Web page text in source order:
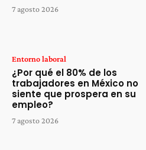
7 agosto 2026
Entorno laboral
¿Por qué el 80% de los
trabajadores en México no
siente que prospera en su
empleo?
7 agosto 2026